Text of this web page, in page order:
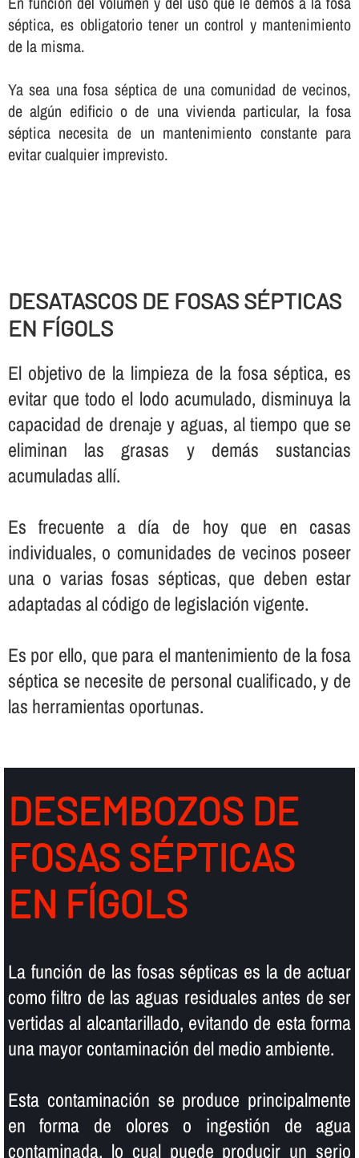
séptica, es obligatorio tener un control y mantenimiento
de la misma.
Ya sea una fosa séptica de una comunidad de vecinos,
de algún edificio o de una vivienda particular, la fosa
séptica necesita de un mantenimiento constante para
evitar cualquier imprevisto.
DESATASCOS DE FOSAS SÉPTICAS
EN FÍGOLS
El objetivo de la limpieza de la fosa séptica, es
evitar que todo el lodo acumulado, disminuya la
capacidad de drenaje y aguas, al tiempo que se
eliminan las grasas y demás sustancias
acumuladas allí­.
Es frecuente a dí­a de hoy que en casas
individuales, o comunidades de vecinos poseer
una o varias fosas sépticas, que deben estar
adaptadas al código de legislación vigente.
Es por ello, que para el mantenimiento de la fosa
séptica se necesite de personal cualificado, y de
las herramientas oportunas.
DESEMBOZOS DE
FOSAS SÉPTICAS
EN FÍGOLS
La función de las fosas sépticas es la de actuar
como filtro de las aguas residuales antes de ser
vertidas al alcantarillado, evitando de esta forma
una mayor contaminación del medio ambiente.
Esta contaminación se produce principalmente
en forma de olores o ingestión de agua
contaminada, lo cual puede producir un serio